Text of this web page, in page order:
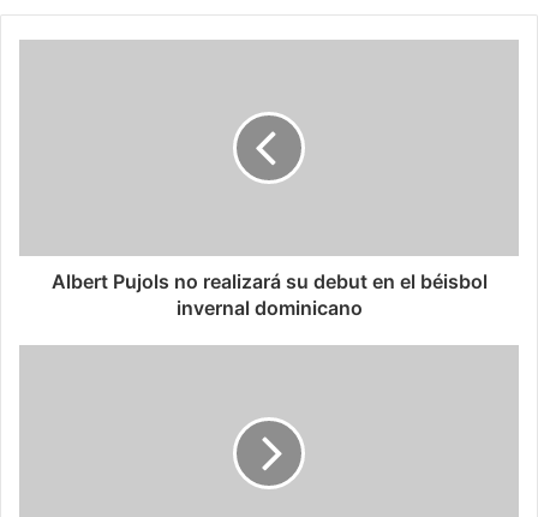
Albert Pujols no realizará su debut en el béisbol
invernal dominicano